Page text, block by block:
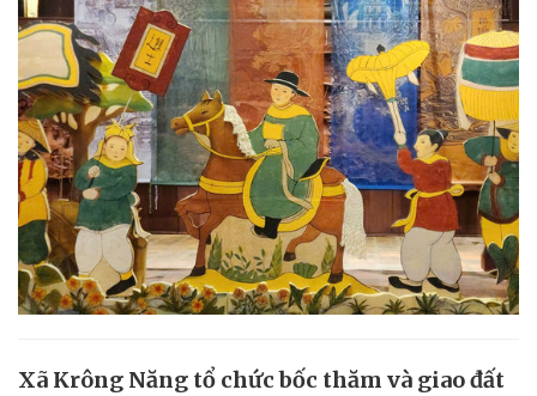
Xã Krông Năng tổ chức bốc thăm và giao đất